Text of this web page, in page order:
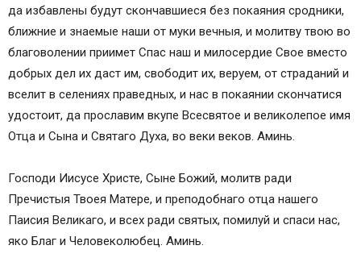
да избавлены будут скончавшиеся без покаяния сродники,
ближние и знаемые наши от муки вечныя, и молитву твою во
благоволении приимет Спас наш и милосердие Свое вместо
добрых дел их даст им, свободит их, веруем, от страданий и
вселит в селениях праведных, и нас в покаянии скончатися
удостоит, да прославим вкупе Всесвятое и великолепое имя
Отца и Сына и Святаго Духа, во веки веков. Аминь.
Господи Иисусе Христе, Сыне Божий, молитв ради
Пречистыя Твоея Матере, и преподобнаго отца нашего
Паисия Великаго, и всех ради святых, помилуй и спаси нас,
яко Благ и Человеколюбец. Аминь.